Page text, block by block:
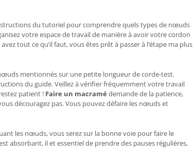
du tutoriel pour comprendre quels types de nœuds
votre espace de travail de manière à avoir votre cordon
tout ce qu’il faut, vous êtes prêt à passer à l’étape ma plus
mentionnés sur une petite longueur de corde-test.
du guide. Veillez à vérifier fréquemment votre travail
patient ! Faire un macramé demande de la patience,
découragez pas. Vous pouvez défaire les nœuds et
les nœuds, vous serez sur la bonne voie pour faire le
absorbant, il et essentiel de prendre des pauses régulières,